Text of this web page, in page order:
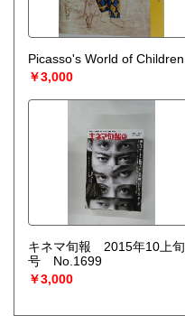
Picasso's World of Children
￥3,000
キネマ旬報 2015年10上旬
号 No.1699
￥3,000